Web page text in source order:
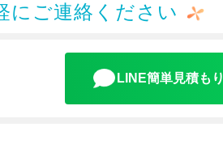
にご連絡ください
LINE簡単見積もり